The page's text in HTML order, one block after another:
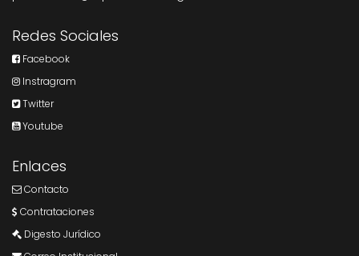
Redes Sociales
Facebook
Instragram
Twitter
Youtube
Enlaces
Contacto
Contrataciones
Digesto Jurídico